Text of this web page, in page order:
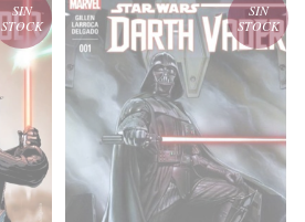
SIN
STOCK
SIN
STOCK